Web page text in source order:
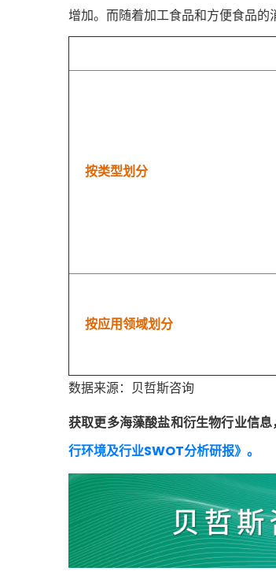
增加。而随着加工食品和方便食品的
按类型划分
按应用领域划分
数据来源：贝哲斯咨询
获取更多海藻酸盐和衍生物行业信
行环境及行业SWOT分析研报》。